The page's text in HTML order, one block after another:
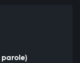
parole)